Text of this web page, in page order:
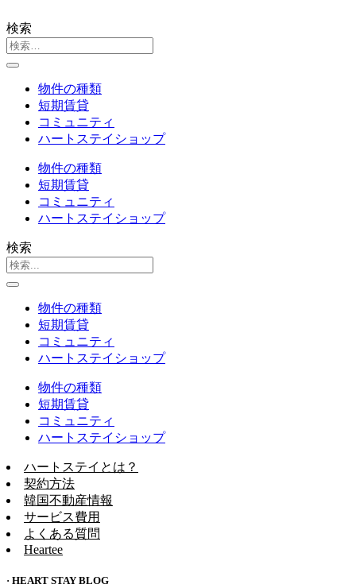
検索
物件の種類
短期賃貸
コミュニティ
ハートステイショップ
物件の種類
短期賃貸
コミュニティ
ハートステイショップ
検索
物件の種類
短期賃貸
コミュニティ
ハートステイショップ
物件の種類
短期賃貸
コミュニティ
ハートステイショップ
ハートステイとは？
契約方法
韓国不動産情報
サービス費用
よくある質問
Heartee
· HEART STAY BLOG